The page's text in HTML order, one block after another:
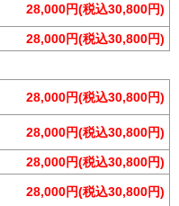
28,000円(税込30,800円)
28,000円(税込30,800円)
28,000円(税込30,800円)
28,000円(税込30,800円)
28,000円(税込30,800円)
28,000円(税込30,800円)